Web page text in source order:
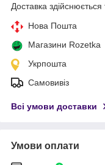
Доставка здійснюється
Нова Пошта
Магазини Rozetka
Укрпошта
Самовивіз
Всі умови доставки
Умови оплати